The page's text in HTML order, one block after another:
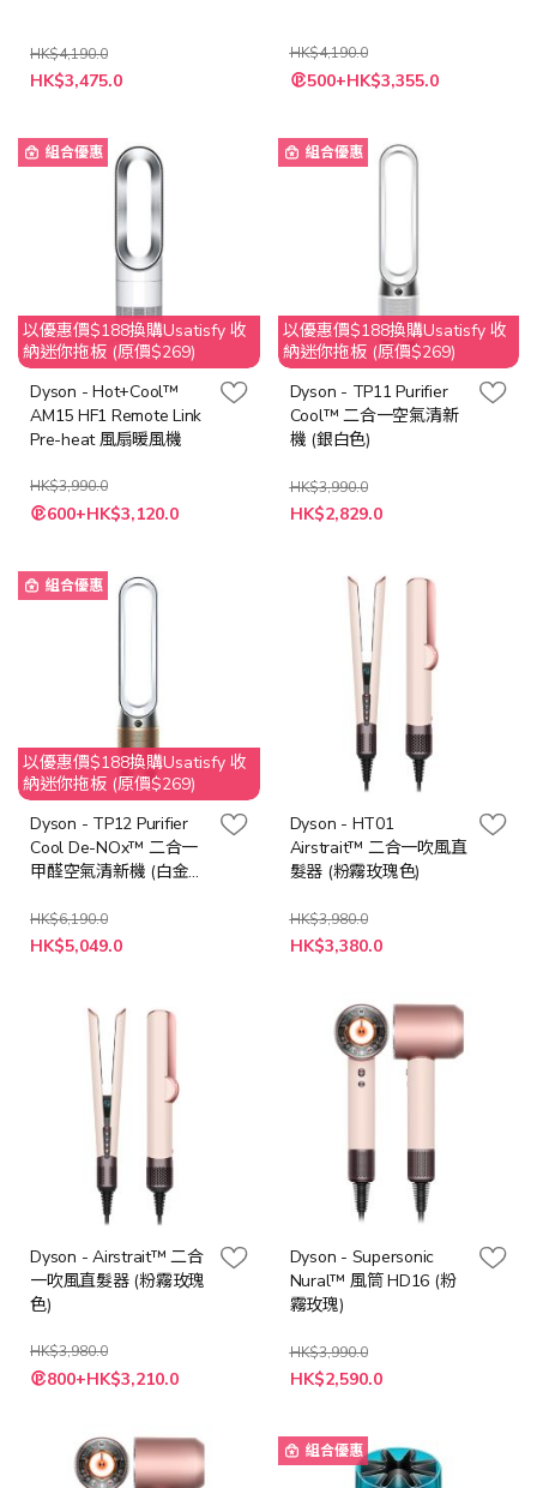
HK$4,190.0
特
殊
HK$3,475.0
HK$4,190.0
特
殊 500+HK$3,355.0
組合優惠
以優惠價$188換購Usatisfy 收
納迷你拖板 (原價$269)
Dyson - Hot+Cool™
AM15 HF1 Remote Link
Pre-heat 風扇暖風機
HK$3,990.0
特
殊 600+HK$3,120.0
組合優惠
以優惠價$188換購Usatisfy 收
納迷你拖板 (原價$269)
Dyson - TP11 Purifier
Cool™ 二合一空氣清新
機 (銀白色)
HK$3,990.0
特
殊
HK$2,829.0
組合優惠
以優惠價$188換購Usatisfy 收
納迷你拖板 (原價$269)
Dyson - TP12 Purifier
Cool De-NOx™ 二合一
甲醛空氣清新機 (白金
HK$6,190.0
特
殊
HK$5,049.0
Dyson - HT01
Airstrait™ 二合一吹風直
髮器 (粉霧玫瑰色)
HK$3,980.0
特
殊
HK$3,380.0
Dyson - Airstrait™ 二合
一吹風直髮器 (粉霧玫瑰
色)
HK$3,980.0
特
殊 800+HK$3,210.0
Dyson - Supersonic
Nural™ 風筒 HD16 (粉
霧玫瑰)
HK$3,990.0
特
殊
HK$2,590.0
組合優惠